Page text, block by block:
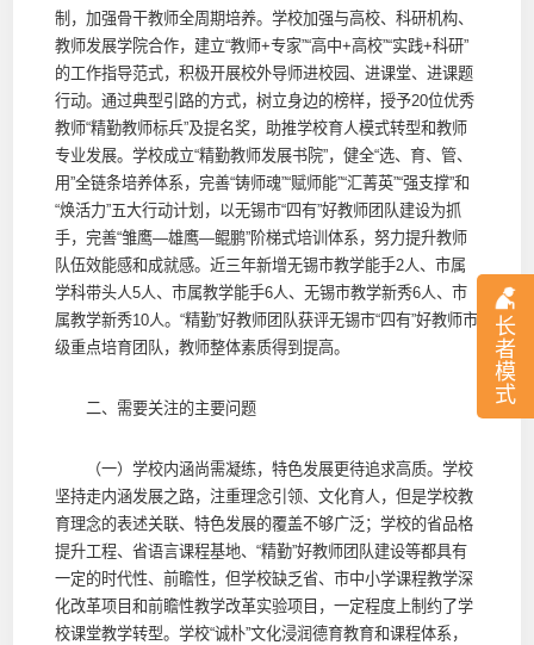
长
者
模
式
制，加强骨干教师全周期培养。学校加强与高校、科研机构、
教师发展学院合作，建立“教师+专家”“高中+高校”“实践+科研”
的工作指导范式，积极开展校外导师进校园、进课堂、进课题
行动。通过典型引路的方式，树立身边的榜样，授予20位优秀
教师“精勤教师标兵”及提名奖，助推学校育人模式转型和教师
专业发展。学校成立“精勤教师发展书院”，健全“选、育、管、
用”全链条培养体系，完善“铸师魂”“赋师能”“汇菁英”“强支撑”和
“焕活力”五大行动计划，以无锡市“四有”好教师团队建设为抓
手，完善“雏鹰—雄鹰—鲲鹏”阶梯式培训体系，努力提升教师
队伍效能感和成就感。近三年新增无锡市教学能手2人、市属
学科带头人5人、市属教学能手6人、无锡市教学新秀6人、市
属教学新秀10人。“精勤”好教师团队获评无锡市“四有”好教师市
级重点培育团队，教师整体素质得到提高。
二、需要关注的主要问题
（一）学校内涵尚需凝练，特色发展更待追求高质。学校
坚持走内涵发展之路，注重理念引领、文化育人，但是学校教
育理念的表述关联、特色发展的覆盖不够广泛；学校的省品格
提升工程、省语言课程基地、“精勤”好教师团队建设等都具有
一定的时代性、前瞻性，但学校缺乏省、市中小学课程教学深
化改革项目和前瞻性教学改革实验项目，一定程度上制约了学
校课堂教学转型。学校“诚朴”文化浸润德育教育和课程体系，